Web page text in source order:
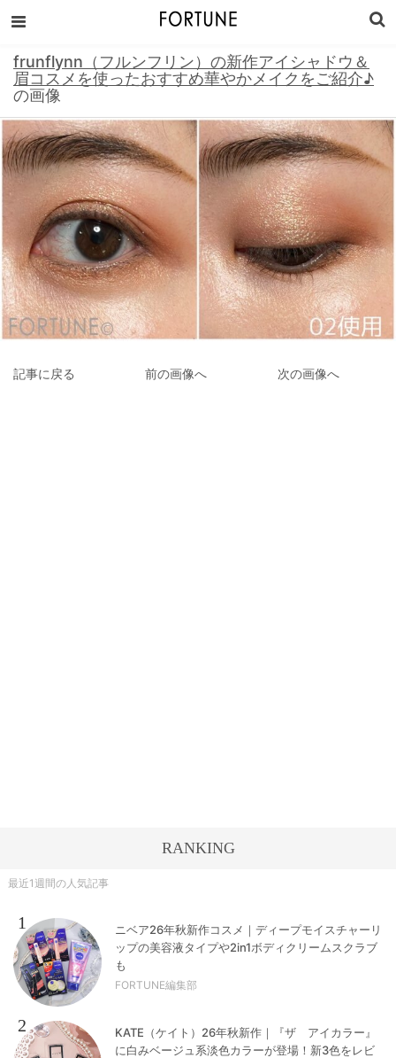
frunflynn（フルンフリン）の新作アイシャドウ＆
眉コスメを使ったおすすめ華やかメイクをご紹介♪
の画像
記事に戻る 前の画像へ 次の画像へ
RANKING
最近1週間の人気記事
1
ニベア26年秋新作コスメ｜ディープモイスチャーリ
ップの美容液タイプや2in1ボディクリームスクラブ
も
FORTUNE編集部
2
KATE（ケイト）26年秋新作｜『ザ アイカラー』
に白みベージュ系淡色カラーが登場！新3色をレビ